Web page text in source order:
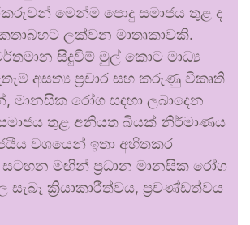
මෙන්ම පොදු සමාජය තුළ ද
ලක්වන මාතෘකාවකි.
සිදුවීම් මුල් කොට මාධ්‍ය
අසත්‍ය ප්‍රචාර සහ කරුණු විකෘති
මානසික රෝග සඳහා ලබාදෙන
තුළ අනියත බියක් නිර්මාණය
වශයෙන් ඉතා අහිතකර
මඟින් ප්‍රධාන මානසික රෝග
ක්‍රියාකාරීත්වය, ප්‍රචණ්ඩත්වය